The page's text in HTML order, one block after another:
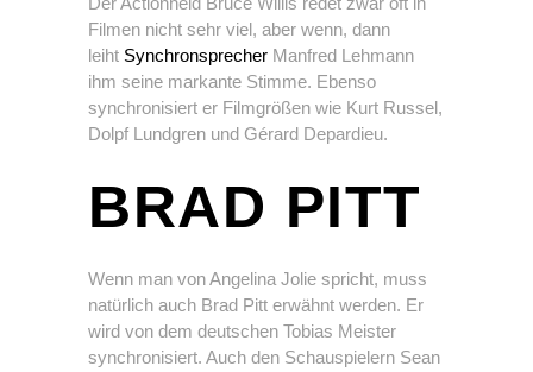
Filmen nicht sehr viel, aber wenn, dann
leiht Synchronsprecher Manfred Lehmann
ihm seine markante Stimme. Ebenso
synchronisiert er Filmgrößen wie Kurt Russel,
Dolpf Lundgren und Gérard Depardieu.
BRAD PITT
Wenn man von Angelina Jolie spricht, muss
natürlich auch Brad Pitt erwähnt werden. Er
wird von dem deutschen Tobias Meister
synchronisiert. Auch den Schauspielern Sean